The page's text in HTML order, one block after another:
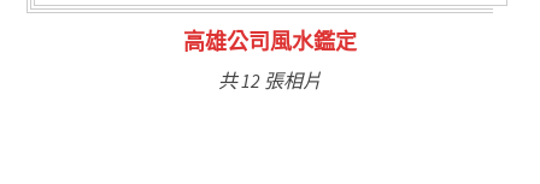
林氏福主量子生基造命
共 6 張相片